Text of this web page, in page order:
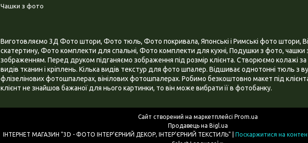
Чашки з фото
Виготовляємо 3Д Фото штори, Фото тюль, Фото покривала, Японські і Римські фото штори,
скатертину, Фото комплекти для спальні, Фото комплекти для кухні, Подушки з фото, чашки
зображенням. Перед друком підганяємо зображення під розмір клієнта. Створюємо колажі
видів тканин і кріплень. Кілька видів текстур для фото шпалер. Відшиває однотонні тюль з
флізелінових фотошпалерах, вінілових фотошпалерах. Робимо безкоштовно макет під
клієнт не знайшов бажаної для нього картинки, то він може вибрати її в фотобанку.
Сайт створений на маркетплейсі Prom.ua
Продавець на Bigl.ua
Поскаржитися на